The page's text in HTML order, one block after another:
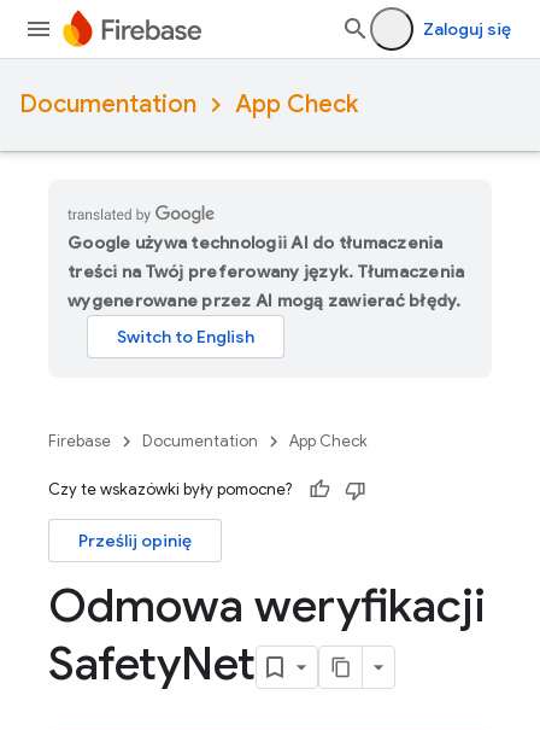
Zaloguj się
Documentation App Check
Google używa technologii AI do tłumaczenia
treści na Twój preferowany język. Tłumaczenia
wygenerowane przez AI mogą zawierać błędy.
Firebase Documentation App Check
Czy te wskazówki były pomocne?
Prześlij opinię
Odmowa weryfikacji
SafetyNet